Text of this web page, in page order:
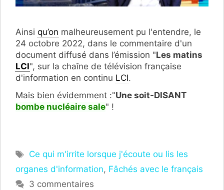
Ainsi qu’on malheureusement pu l'entendre, le
24 octobre 2022, dans le commentaire d'un
document diffusé dans l’émission "Les matins
LCI", sur la chaîne de télévision française
d'information en continu LCI.
Mais bien évidemment :"Une soit-DISANT
bombe nucléaire sale" !
Étiquettes
Ce qui m'irrite lorsque j'écoute ou lis les
organes d'information, Fâchés avec le français
3 commentaires